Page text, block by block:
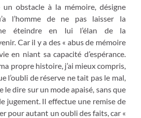
un obstacle à la mémoire, désigne
l’homme de ne pas laisser la
éteindre en lui l’élan de la
Car il y a des « abus de mémoire
en niant sa capacité d’espérance.
propre histoire, j’ai mieux compris,
l’oubli de réserve ne tait pas le mal,
le dire sur un mode apaisé, sans que
jugement. Il effectue une remise de
pour autant un oubli des faits, car «